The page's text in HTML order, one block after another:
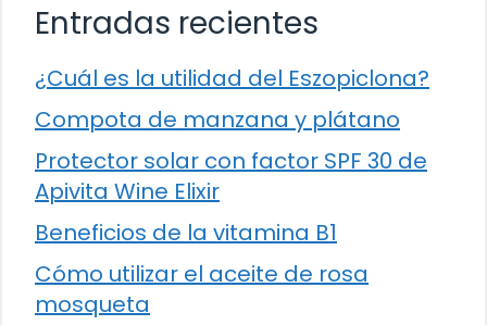
Entradas recientes
¿Cuál es la utilidad del Eszopiclona?
Compota de manzana y plátano
Protector solar con factor SPF 30 de
Apivita Wine Elixir
Beneficios de la vitamina B1
Cómo utilizar el aceite de rosa
mosqueta